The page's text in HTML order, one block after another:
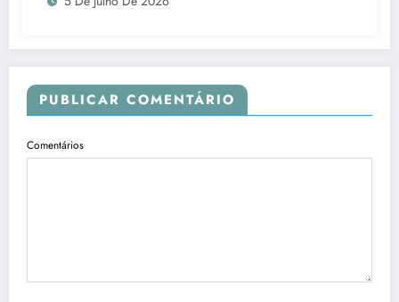
PUBLICAR COMENTÁRIO
Comentários